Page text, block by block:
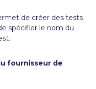
de créer des tests
spécifier le nom du
fournisseur de